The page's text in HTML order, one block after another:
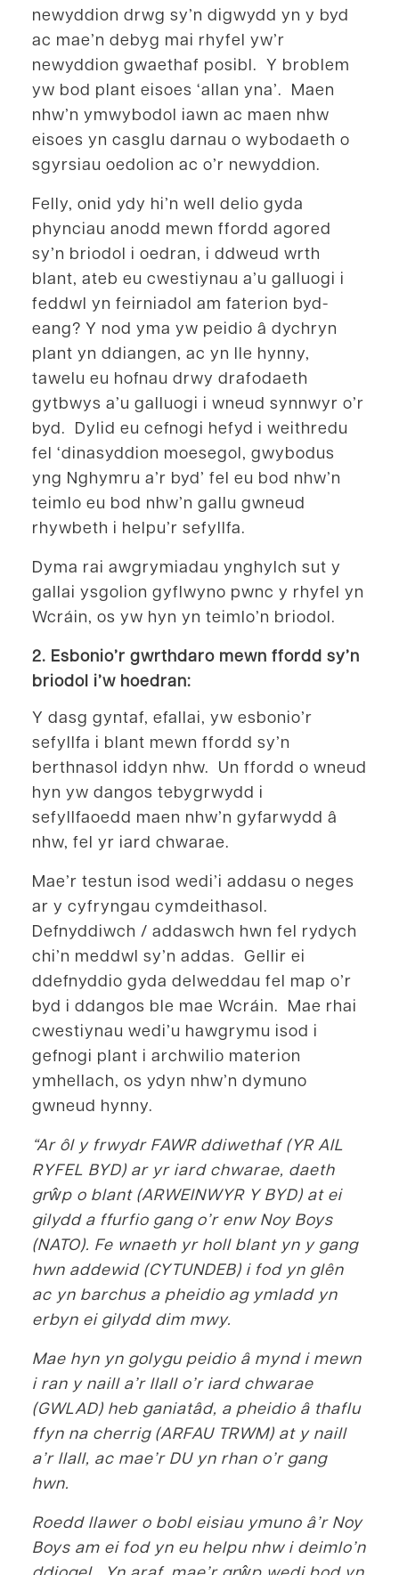
newyddion drwg sy’n digwydd yn y byd
ac mae’n debyg mai rhyfel yw’r
newyddion gwaethaf posibl. Y broblem
yw bod plant eisoes ‘allan yna’. Maen
nhw’n ymwybodol iawn ac maen nhw
eisoes yn casglu darnau o wybodaeth o
sgyrsiau oedolion ac o’r newyddion.
Felly, onid ydy hi’n well delio gyda
phynciau anodd mewn ffordd agored
sy’n briodol i oedran, i ddweud wrth
blant, ateb eu cwestiynau a’u galluogi i
feddwl yn feirniadol am faterion byd-
eang? Y nod yma yw peidio â dychryn
plant yn ddiangen, ac yn lle hynny,
tawelu eu hofnau drwy drafodaeth
gytbwys a’u galluogi i wneud synnwyr o’r
byd. Dylid eu cefnogi hefyd i weithredu
fel ‘dinasyddion moesegol, gwybodus
yng Nghymru a’r byd’ fel eu bod nhw’n
teimlo eu bod nhw’n gallu gwneud
rhywbeth i helpu’r sefyllfa.
Dyma rai awgrymiadau ynghylch sut y
gallai ysgolion gyflwyno pwnc y rhyfel yn
Wcráin, os yw hyn yn teimlo’n briodol.
2. Esbonio’r gwrthdaro mewn ffordd sy’n
briodol i’w hoedran:
Y dasg gyntaf, efallai, yw esbonio’r
sefyllfa i blant mewn ffordd sy’n
berthnasol iddyn nhw. Un ffordd o wneud
hyn yw dangos tebygrwydd i
sefyllfaoedd maen nhw’n gyfarwydd â
nhw, fel yr iard chwarae.
Mae’r testun isod wedi’i addasu o neges
ar y cyfryngau cymdeithasol.
Defnyddiwch / addaswch hwn fel rydych
chi’n meddwl sy’n addas. Gellir ei
ddefnyddio gyda delweddau fel map o’r
byd i ddangos ble mae Wcráin. Mae rhai
cwestiynau wedi’u hawgrymu isod i
gefnogi plant i archwilio materion
ymhellach, os ydyn nhw’n dymuno
gwneud hynny.
“Ar ôl y frwydr FAWR ddiwethaf (YR AIL
RYFEL BYD) ar yr iard chwarae, daeth
grŵp o blant (ARWEINWYR Y BYD) at ei
gilydd a ffurfio gang o’r enw Noy Boys
(NATO). Fe wnaeth yr holl blant yn y gang
hwn addewid (CYTUNDEB) i fod yn glên
ac yn barchus a pheidio ag ymladd yn
erbyn ei gilydd dim mwy.
Mae hyn yn golygu peidio â mynd i mewn
i ran y naill a’r llall o’r iard chwarae
(GWLAD) heb ganiatâd, a pheidio â thaflu
ffyn na cherrig (ARFAU TRWM) at y naill
a’r llall, ac mae’r DU yn rhan o’r gang
hwn.
Roedd llawer o bobl eisiau ymuno â’r Noy
Boys am ei fod yn eu helpu nhw i deimlo’n